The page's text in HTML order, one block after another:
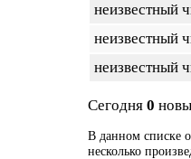
неизвестный
неизвестный
неизвестный
Сегодня 0
В данном списке
несколько